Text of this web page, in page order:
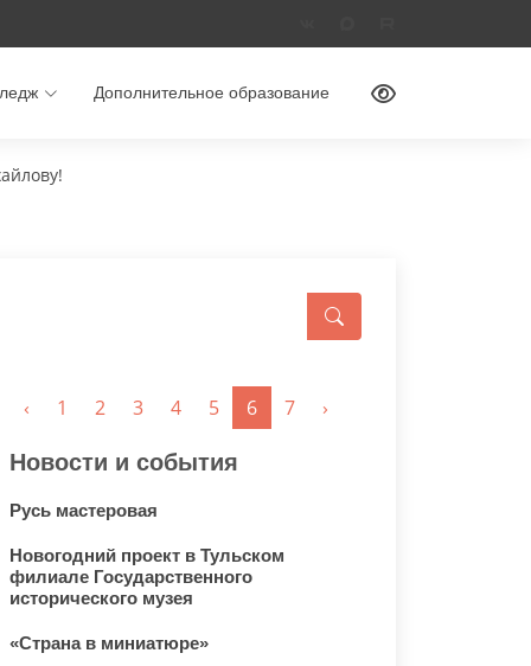
Дополнительное образование
‹ 1 2 3 4 5 6 7 ›
Новости и события
Русь мастеровая
Новогодний проект в Тульском
филиале Государственного
исторического музея
«Страна в миниатюре»